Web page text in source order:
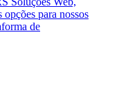
opções para nossos
de